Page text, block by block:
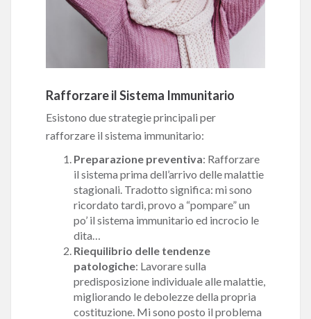
Rafforzare il Sistema Immunitario
Esistono due strategie principali per
rafforzare il sistema immunitario:
Preparazione preventiva: Rafforzare
il sistema prima dell’arrivo delle malattie
stagionali. Tradotto significa: mi sono
ricordato tardi, provo a “pompare” un
po’ il sistema immunitario ed incrocio le
dita…
Riequilibrio delle tendenze
patologiche: Lavorare sulla
predisposizione individuale alle malattie,
migliorando le debolezze della propria
costituzione. Mi sono posto il problema